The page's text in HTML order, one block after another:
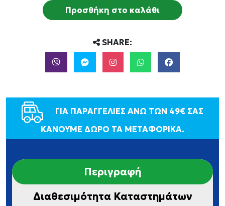
Προσθήκη στο καλάθι
SHARE:
ΓΙΑ ΠΑΡΑΓΓΕΛΙΕΣ ΑΝΩ ΤΩΝ 49€ ΣΑΣ
ΚΑΝΟΥΜΕ ΔΩΡΟ ΤΑ ΜΕΤΑΦΟΡΙΚΑ.
Περιγραφή
Διαθεσιμότητα Καταστημάτων